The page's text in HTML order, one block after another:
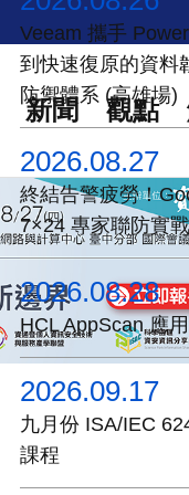
新聞 觀點
Veeam 攜手
到快速復原的資料
防禦體系 (高雄場)
2026.08.27
終結告警疲勞！
7×24 專家聯防實
2026.08.28
HCL AppScan 應
2026.09.17
九月份 ISA/IEC
課程